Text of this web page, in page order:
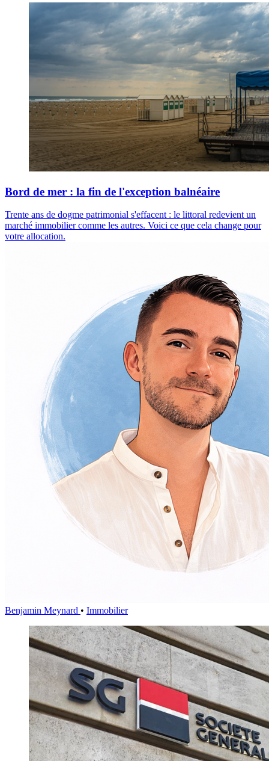
Bord de mer : la fin de l'exception balnéaire
Trente ans de dogme patrimonial s'effacent : le littoral redevient un
marché immobilier comme les autres. Voici ce que cela change pour
votre allocation.
Benjamin Meynard • Immobilier